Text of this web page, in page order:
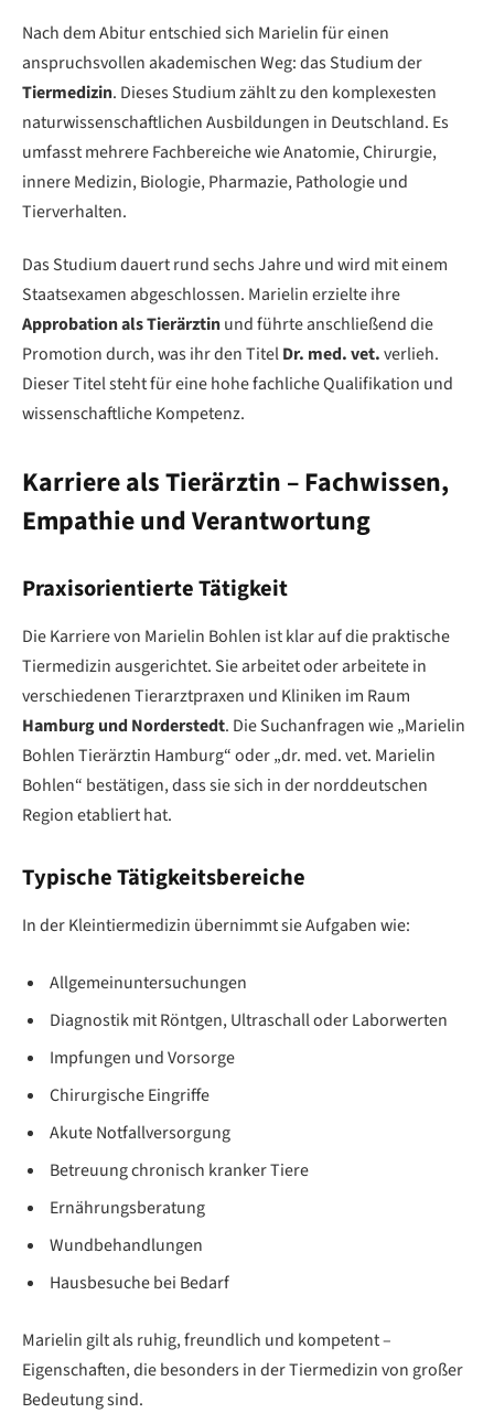
Nach dem Abitur entschied sich Marielin für einen
anspruchsvollen akademischen Weg: das Studium der
Tiermedizin. Dieses Studium zählt zu den komplexesten
naturwissenschaftlichen Ausbildungen in Deutschland. Es
umfasst mehrere Fachbereiche wie Anatomie, Chirurgie,
innere Medizin, Biologie, Pharmazie, Pathologie und
Tierverhalten.
Das Studium dauert rund sechs Jahre und wird mit einem
Staatsexamen abgeschlossen. Marielin erzielte ihre
Approbation als Tierärztinund führte anschließend die
Promotion durch, was ihr den TitelDr. med. vet.verlieh.
Dieser Titel steht für eine hohe fachliche Qualifikation und
wissenschaftliche Kompetenz.
Karriere als Tierärztin – Fachwissen,
Empathie und Verantwortung
Praxisorientierte Tätigkeit
Die Karriere von Marielin Bohlen ist klar auf die praktische
Tiermedizin ausgerichtet. Sie arbeitet oder arbeitete in
verschiedenen Tierarztpraxen und Kliniken im Raum
Hamburg und Norderstedt. Die Suchanfragen wie „Marielin
Bohlen Tierärztin Hamburg“ oder „dr. med. vet. Marielin
Bohlen“ bestätigen, dass sie sich in der norddeutschen
Region etabliert hat.
Typische Tätigkeitsbereiche
In der Kleintiermedizin übernimmt sie Aufgaben wie:
Allgemeinuntersuchungen
Diagnostik mit Röntgen, Ultraschall oder Laborwerten
Impfungen und Vorsorge
Chirurgische Eingriffe
Akute Notfallversorgung
Betreuung chronisch kranker Tiere
Ernährungsberatung
Wundbehandlungen
Hausbesuche bei Bedarf
Marielin gilt als ruhig, freundlich und kompetent –
Eigenschaften, die besonders in der Tiermedizin von großer
Bedeutung sind.